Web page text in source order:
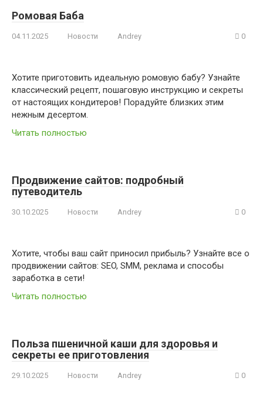
Ромовая Баба
04.11.2025 Новости Andrey 0
Хотите приготовить идеальную ромовую бабу? Узнайте
классический рецепт, пошаговую инструкцию и секреты
от настоящих кондитеров! Порадуйте близких этим
нежным десертом.
Читать полностью
Продвижение сайтов: подробный
путеводитель
30.10.2025 Новости Andrey 0
Хотите, чтобы ваш сайт приносил прибыль? Узнайте все о
продвижении сайтов: SEO, SMM, реклама и способы
заработка в сети!
Читать полностью
Польза пшеничной каши для здоровья и
секреты ее приготовления
29.10.2025 Новости Andrey 0